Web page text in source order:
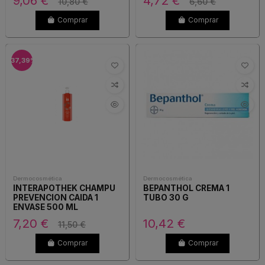
Comprar Comprar
-37,39%
Dermocosmética
INTERAPOTHEK CHAMPU
PREVENCION CAIDA 1
ENVASE 500 ML
7,20 € 11,50 €
Comprar
Dermocosmética
BEPANTHOL CREMA 1
TUBO 30 G
10,42 €
Comprar